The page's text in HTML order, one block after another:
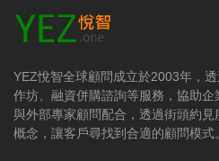
YEZ悅智全球顧問成立於2003年，
作坊、融資併購諮詢等服務，協助
與外部專家顧問配合，透過街頭約
概念，讓客戶尋找到合適的顧問模式。